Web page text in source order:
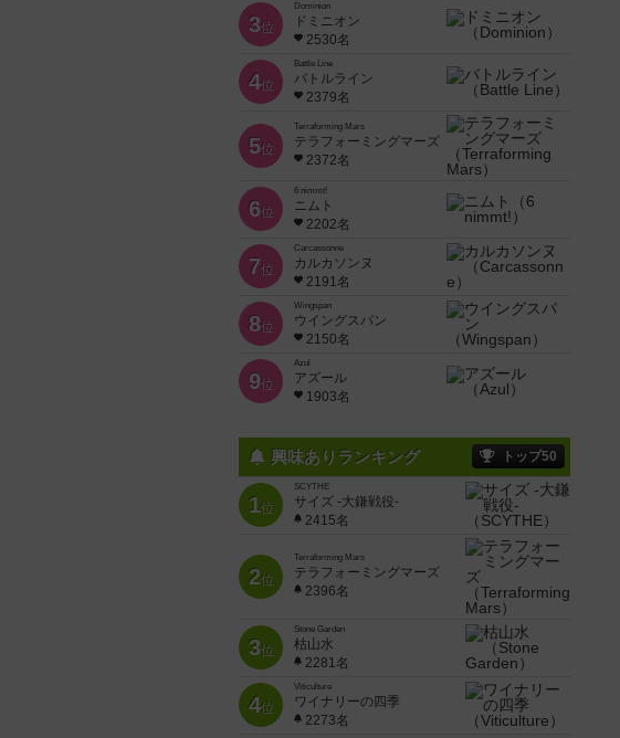
3位
Dominion
ドミニオン
2530名
4位
Battle Line
バトルライン
2379名
5位
Terraforming Mars
テラフォーミングマーズ
2372名
6位
6 nimmt!
ニムト
2202名
7位
Carcassonne
カルカソンヌ
2191名
8位
Wingspan
ウイングスパン
2150名
9位
Azul
アズール
1903名
興味ありランキング トップ50
1位
SCYTHE
サイズ -大鎌戦役-
2415名
2位
Terraforming Mars
テラフォーミングマーズ
2396名
3位
Stone Garden
枯山水
2281名
4位
Viticulture
ワイナリーの四季
2273名